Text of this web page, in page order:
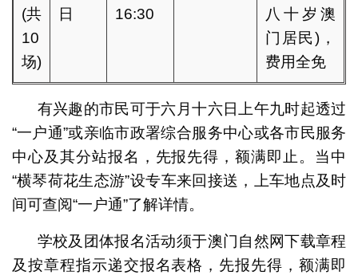
(共
10
场)
日
16:30
八十岁澳
门居民)，
费用全免
有兴趣的市民可于六月十六日上午九时起透过
“一户通”或亲临市政署综合服务中心或各市民服务
中心及其分站报名，先报先得，额满即止。当中
“横琴荷花生态游”设专车来回接送，上车地点及时
间可查阅“一户通”了解详情。
学校及团体报名活动须于澳门自然网下载章程
及按章程指示递交报名表格，先报先得，额满即